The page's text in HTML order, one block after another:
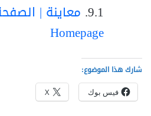
معاينة |
Homepage
شارك هذا الموضوع:
فيس بوك X